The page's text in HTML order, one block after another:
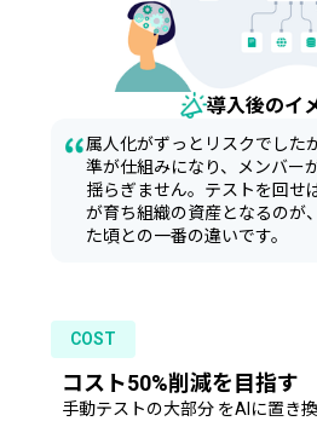
導入後のイ
属人化がずっとリスクでした
準が仕組みになり、メンバー
揺らぎません。テストを回せ
が育ち組織の資産となるのが
た頃との一番の違いです。
COST
コスト50%削減を目指す
手動テストの大部分 をAIに置き